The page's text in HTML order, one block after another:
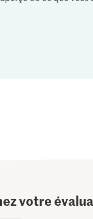
votre